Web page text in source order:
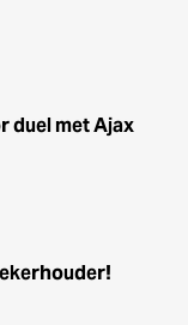
duel met Ajax